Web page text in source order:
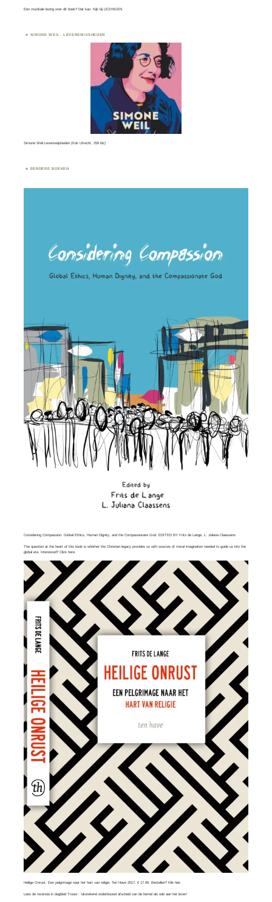
Een muzikale lezing over dit boek? Dat kan. Kijk bijLEZINGEN.
SIMONE WEIL. LEVENSWIJSHEDEN
Simone Weil.Levenswijsheden (Kok Utrecht, 259 blz)
EERDERE BOEKEN
Considering Compassion. Global Ethics, Human Dignity, and the Compassionate God. EDITED BY Frits de Lange, L. Juliana Claassens
The question at the heart of this book is whether the Christian legacy provides us with sources of moral imagination needed to guide us into the
global era. Interested? Clickhere.
Heilige Onrust. Een pelgrimage naar het hart van religie. Ten Have 2017, € 17.90. Bestellen?Klik hier
Leesde recensie in dagblad Trouw: ‘uitstekend onderbouwd afscheid van de hemel als ode aan het leven’